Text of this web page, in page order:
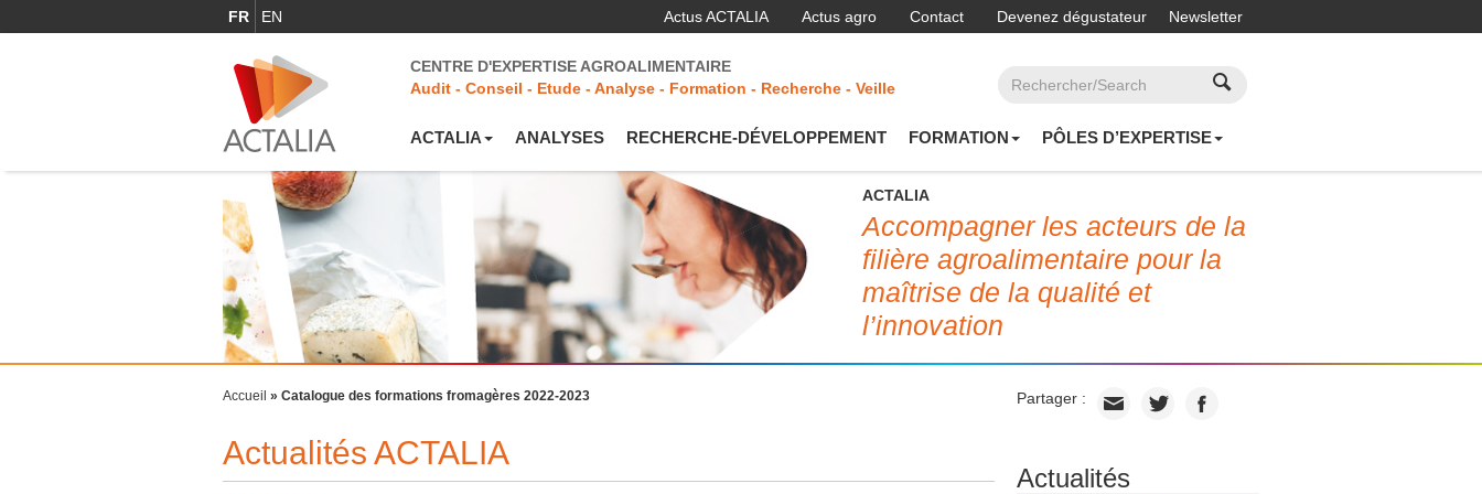
FR EN Newsletter
Actus ACTALIA Actus agro Contact Devenez dégustateur
CENTRE D'EXPERTISE AGROALIMENTAIRE
Audit - Conseil - Etude - Analyse - Formation - Recherche - Veille
ACTALIA ANALYSES RECHERCHE-DÉVELOPPEMENT FORMATION PÔLES D’EXPERTISE
ACTALIA
Accompagner les acteurs de la
filière agroalimentaire pour la
maîtrise de la qualité et
l’innovation
Accueil » Catalogue des formations fromagères 2022-2023 Partager :
Actualités ACTALIA
Actualités